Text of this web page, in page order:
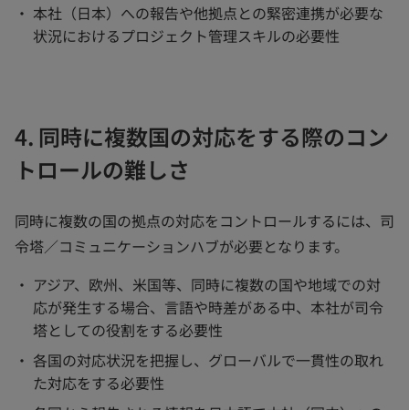
本社（日本）への報告や他拠点との緊密連携が必要な
状況におけるプロジェクト管理スキルの必要性
4. 同時に複数国の対応をする際のコン
トロールの難しさ
同時に複数の国の拠点の対応をコントロールするには、司
令塔／コミュニケーションハブが必要となります。
アジア、欧州、米国等、同時に複数の国や地域での対
応が発生する場合、言語や時差がある中、本社が司令
塔としての役割をする必要性
各国の対応状況を把握し、グローバルで一貫性の取れ
た対応をする必要性